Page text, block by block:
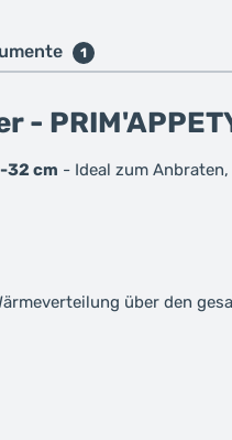
1
-
32 cm - Ideal zum
über den